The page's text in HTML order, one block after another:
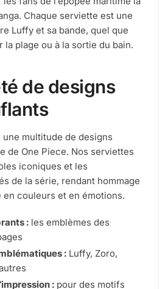
Chaque serviette est une
Luffy et sa bande, quel que
plage ou à la sortie du bain.
de designs
une multitude de designs
de One Piece. Nos serviettes
iconiques et les
de la série, rendant hommage
couleurs et en émotions.
: les emblèmes des
: Luffy, Zoro,
: pour des motifs